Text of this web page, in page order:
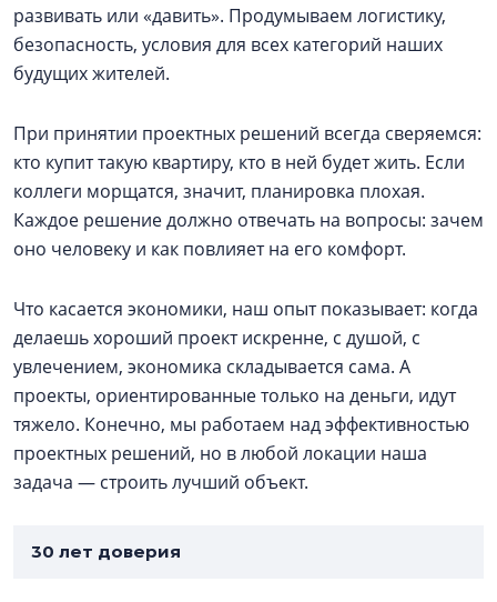
развивать или «давить». Продумываем логистику,
безопасность, условия для всех категорий наших
будущих жителей.
При принятии проектных решений всегда сверяемся:
кто купит такую квартиру, кто в ней будет жить. Если
коллеги морщатся, значит, планировка плохая.
Каждое решение должно отвечать на вопросы: зачем
оно человеку и как повлияет на его комфорт.
Что касается экономики, наш опыт показывает: когда
делаешь хороший проект искренне, с душой, с
увлечением, экономика складывается сама. А
проекты, ориентированные только на деньги, идут
тяжело. Конечно, мы работаем над эффективностью
проектных решений, но в любой локации наша
задача — строить лучший объект.
30 лет доверия